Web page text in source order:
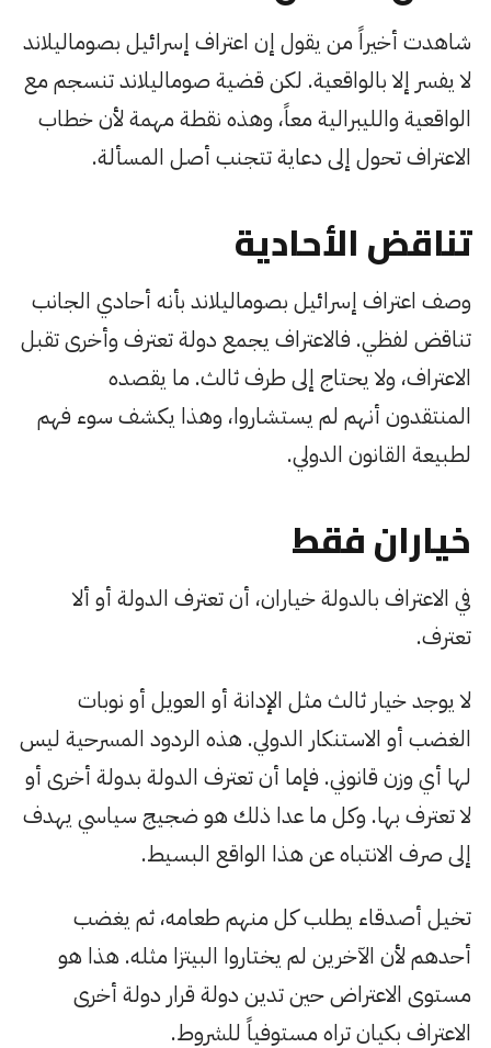
شاهدت أخيراً من يقول إن اعتراف إسرائيل بصوماليلاند
لا يفسر إلا بالواقعية. لكن قضية صوماليلاند تنسجم مع
الواقعية والليبرالية معاً، وهذه نقطة مهمة لأن خطاب
الاعتراف تحول إلى دعاية تتجنب أصل المسألة.
تناقض الأحادية
وصف اعتراف إسرائيل بصوماليلاند بأنه أحادي الجانب
تناقض لفظي. فالاعتراف يجمع دولة تعترف وأخرى تقبل
الاعتراف، ولا يحتاج إلى طرف ثالث. ما يقصده
المنتقدون أنهم لم يستشاروا، وهذا يكشف سوء فهم
لطبيعة القانون الدولي.
خياران فقط
في الاعتراف بالدولة خياران، أن تعترف الدولة أو ألا
تعترف.
لا يوجد خيار ثالث مثل الإدانة أو العويل أو نوبات
الغضب أو الاستنكار الدولي. هذه الردود المسرحية ليس
لها أي وزن قانوني. فإما أن تعترف الدولة بدولة أخرى أو
لا تعترف بها. وكل ما عدا ذلك هو ضجيج سياسي يهدف
إلى صرف الانتباه عن هذا الواقع البسيط.
تخيل أصدقاء يطلب كل منهم طعامه، ثم يغضب
أحدهم لأن الآخرين لم يختاروا البيتزا مثله. هذا هو
مستوى الاعتراض حين تدين دولة قرار دولة أخرى
الاعتراف بكيان تراه مستوفياً للشروط.